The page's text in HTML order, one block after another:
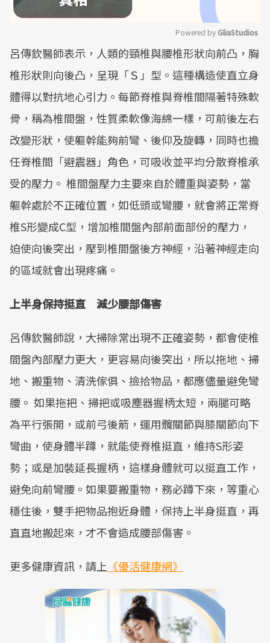
Mute
Powered by GliaStudios
呂傳欽醫師表示，人類的頸椎與腰椎形狀向前凸，胸
椎形狀則向後凸，呈現「Ｓ」型。這種構造使直立身
體得以對抗地心引力。每節脊椎與脊椎間隔著特殊軟
骨，稱為椎間盤，性質柔軟像海綿一樣，可前後左右
改變形狀，使軀幹能夠前彎、後仰及旋轉，同時也擔
任脊椎間「避震器」角色，可吸收並平均分散脊椎承
受的壓力。 椎間盤壓力主要來自於體重與姿勢，當
軀幹處於不正確位置，如低頭或彎腰，就會將正常脊
椎S形變成C型，增加椎間盤內部前面部份的壓力，
迫使向後突出，壓到椎間盤後方神經，沿著神經走向
的區域就會出現疼痛。
上半身保持挺直 減少腰部傷害
呂傳欽醫師說，大掃除常出現不正確姿勢，都會使椎
間盤內部壓力更大，更容易向後突出，所以拖地、掃
地、搬重物、清洗傢俱、撿拾物品，都應儘量避免彎
腰。 如果拖把、掃把或吸塵器握柄太短，兩腿可略
為平行張開，或前弓後箭，運用髖關節與膝關節向下
彎曲，使身體半蹲，就能使脊椎挺直，維持S形姿
勢；或是加裝延長握柄，這樣身體就可以挺直工作，
避免向前彎腰。如果要搬重物，務必蹲下來，等重心
穩住後，雙手把物品抱近身體，保持上半身挺直，再
直直地搬起來，才不會造成腰部傷害。
更多健康資訊，請上 《優活健康網》